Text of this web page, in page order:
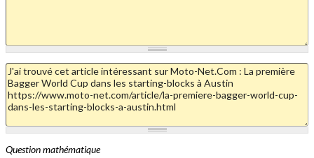
Question mathématique